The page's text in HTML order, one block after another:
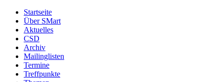
Startseite
Über SMart
Aktuelles
CSD
Archiv
Mailinglisten
Termine
Treffpunkte